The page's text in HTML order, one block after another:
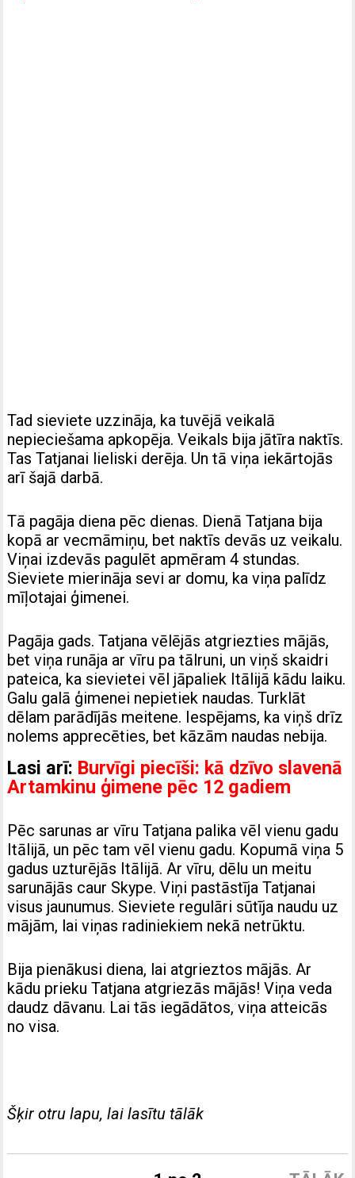
Tad sieviete uzzināja, ka tuvējā veikalā
nepieciešama apkopēja. Veikals bija jātīra naktīs.
Tas Tatjanai lieliski derēja. Un tā viņa iekārtojās
arī šajā darbā.
Tā pagāja diena pēc dienas. Dienā Tatjana bija
kopā ar vecmāmiņu, bet naktīs devās uz veikalu.
Viņai izdevās pagulēt apmēram 4 stundas.
Sieviete mierināja sevi ar domu, ka viņa palīdz
mīļotajai ģimenei.
Pagāja gads. Tatjana vēlējās atgriezties mājās,
bet viņa runāja ar vīru pa tālruni, un viņš skaidri
pateica, ka sievietei vēl jāpaliek Itālijā kādu laiku.
Galu galā ģimenei nepietiek naudas. Turklāt
dēlam parādījās meitene. Iespējams, ka viņš drīz
nolems apprecēties, bet kāzām naudas nebija.
Lasi arī: Burvīgi piecīši: kā dzīvo slavenā
Artamkinu ģimene pēc 12 gadiem
Pēc sarunas ar vīru Tatjana palika vēl vienu gadu
Itālijā, un pēc tam vēl vienu gadu. Kopumā viņa 5
gadus uzturējās Itālijā. Ar vīru, dēlu un meitu
sarunājās caur Skype. Viņi pastāstīja Tatjanai
visus jaunumus. Sieviete regulāri sūtīja naudu uz
mājām, lai viņas radiniekiem nekā netrūktu.
Bija pienākusi diena, lai atgrieztos mājās. Ar
kādu prieku Tatjana atgriezās mājās! Viņa veda
daudz dāvanu. Lai tās iegādātos, viņa atteicās
no visa.
Šķir otru lapu, lai lasītu tālāk